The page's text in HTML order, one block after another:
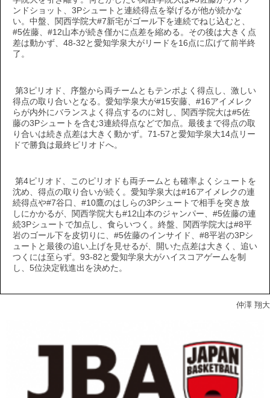
ンドショット、3Pシュートと連続得点を挙げるが他が続かな
い。中盤、関西学院大#7新宅がゴール下を連続でねじ込むと、
#5佐藤、#12山本が続き僅かに点差を縮める。その後は大きく点
差は動かず、48-32と愛知学泉大がリードを16点に広げて前半終
了。
第3ピリオド、序盤から両チームともテンポよく得点し、激しい
得点の取り合いとなる。愛知学泉大が#15安藤、#16アイメレク
らが内外にバランスよく得点するのに対し、関西学院大は#5佐
藤の3Pシュートを含む3連続得点などで加点。最後まで得点の取
り合いは続き点差は大きく動かず。71-57と愛知学泉大14点リー
ドで勝負は最終ピリオドへ。
第4ピリオド、このピリオドも両チームとも確率よくシュートを
沈め、得点の取り合いが続く。愛知学泉大は#16アイメレクの連
続得点や#7谷口、#10鷹のはしらの3Pシュートで相手を突き放
しにかかるが、関西学院大も#12山本のジャンパー、#5佐藤の連
続3Pシュートで加点し、食らいつく。終盤、関西学院大は#8平
岩のゴール下を皮切りに、#5佐藤のインサイド、#8平岩の3Pシ
ュートと最後の追い上げを見せるが、開いた点差は大きく、追い
つくには至らず。93-82と愛知学泉大がハイスコアゲームを制
し、5位決定戦進出を決めた。
仲澤 翔大